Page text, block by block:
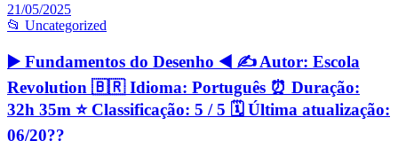
21/05/2025
📂 Uncategorized
▶️ Fundamentos do Desenho ◀️ ✍️ Autor: Escola
Revolution 🇧🇷 Idioma: Português ⏰ Duração:
32h 35m ⭐️ Classificação: 5 / 5 🗓 Última atualização:
06/20??